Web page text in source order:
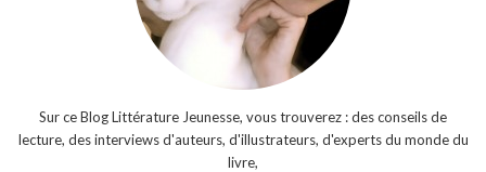
Sur ce Blog Littérature Jeunesse, vous trouverez : des conseils de
lecture, des interviews d'auteurs, d'illustrateurs, d'experts du monde du
livre,